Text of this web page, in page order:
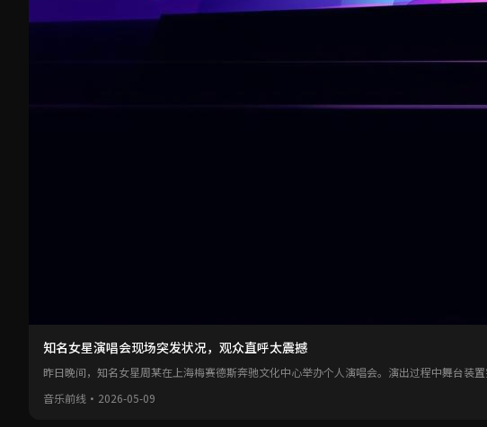
知名女星演唱会现场突发状况，观众直呼太震撼
昨日晚间，知名女星周某在上海梅赛德斯奔驰文化中心举办个人演唱会。演出过程中舞台装
音乐前线 · 2026-05-09